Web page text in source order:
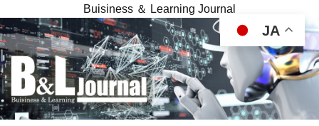
Buisiness ＆ Learning Journal
JA